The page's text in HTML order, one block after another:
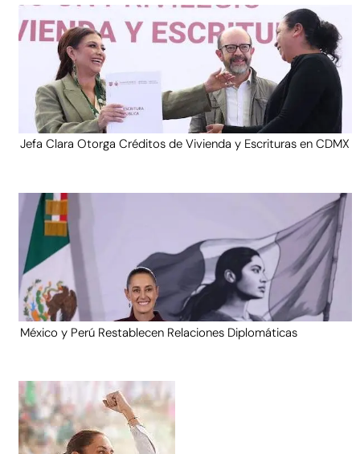
Jefa Clara Otorga Créditos de Vivienda y Escrituras en CDMX
México y Perú Restablecen Relaciones Diplomáticas